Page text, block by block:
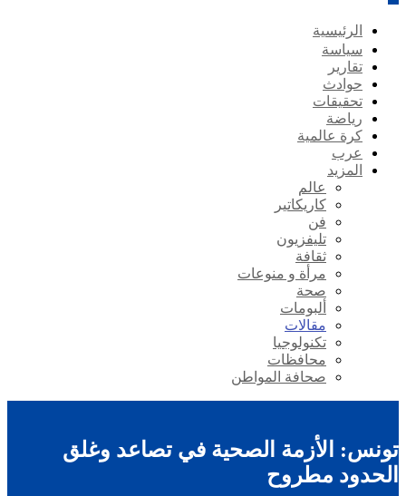
الرئيسية
سياسة
تقارير
حوادث
تحقيقات
رياضة
كرة عالمية
عرب
المزيد
عالم
كاريكاتير
فن
تليفزيون
ثقافة
مرأة و منوعات
صحة
ألبومات
مقالات
تكنولوجيا
محافظات
صحافة المواطن
تونس: الأزمة الصحية في تصاعد وغلق
الحدود مطروح